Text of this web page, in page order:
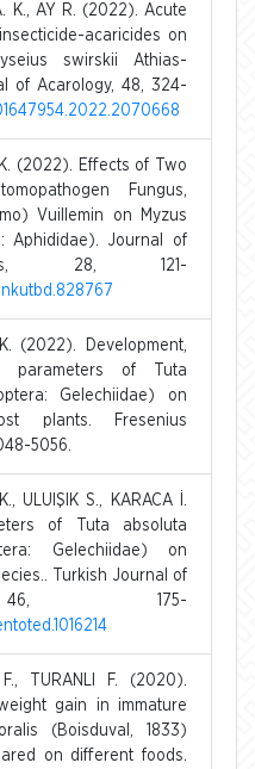
K., AY R. (2022). Acute
acaricides on
swirskii Athias-
of Acarology, 48, 324-
K. (2022). Effects of Two
Fungus,
Vuillemin on Myzus
Aphididae). Journal of
28, 121-
(2022). Development,
parameters of Tuta
Gelechiidae) on
plants. Fresenius
5056.
ULUIŞIK S., KARACA İ.
of Tuta absoluta
Gelechiidae) on
Turkish Journal of
46, 175-
TURANLI F. (2020).
gain in immature
(Boisduval, 1833)
on different foods.